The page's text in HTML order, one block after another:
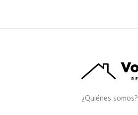
¿Quiénes somos?